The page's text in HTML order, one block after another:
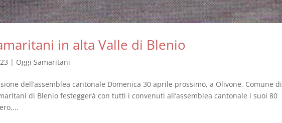
in alta Valle di Blenio
| Oggi Samaritani
dell’assemblea cantonale Domenica 30 aprile prossimo, a Olivone, Comune di
di Blenio festeggerà con tutti i convenuti all’assemblea cantonale i suoi 80